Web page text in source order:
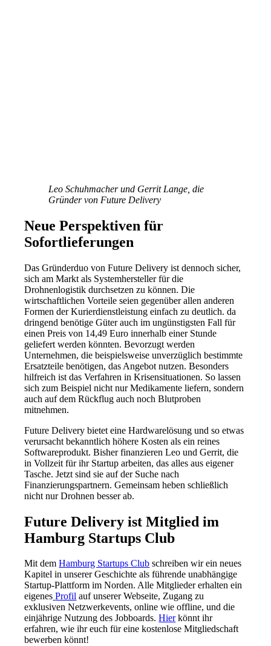
Leo Schuhmacher und Gerrit Lange, die
Gründer von Future Delivery
Neue Perspektiven für
Sofortlieferungen
Das Gründerduo von Future Delivery ist dennoch sicher,
sich am Markt als Systemhersteller für die
Drohnenlogistik durchsetzen zu können. Die
wirtschaftlichen Vorteile seien gegenüber allen anderen
Formen der Kurierdienstleistung einfach zu deutlich. da
dringend benötige Güter auch im ungünstigsten Fall für
einen Preis von 14,49 Euro innerhalb einer Stunde
geliefert werden könnten. Bevorzugt werden
Unternehmen, die beispielsweise unverzüglich bestimmte
Ersatzteile benötigen, das Angebot nutzen. Besonders
hilfreich ist das Verfahren in Krisensituationen. So lassen
sich zum Beispiel nicht nur Medikamente liefern, sondern
auch auf dem Rückflug auch noch Blutproben
mitnehmen.
Future Delivery bietet eine Hardwarelösung und so etwas
verursacht bekanntlich höhere Kosten als ein reines
Softwareprodukt. Bisher finanzieren Leo und Gerrit, die
in Vollzeit für ihr Startup arbeiten, das alles aus eigener
Tasche. Jetzt sind sie auf der Suche nach
Finanzierungspartnern. Gemeinsam heben schließlich
nicht nur Drohnen besser ab.
Future Delivery ist Mitglied im
Hamburg Startups Club
Mit demHamburg Startups Club schreiben wir ein neues
Kapitel in unserer Geschichte als führende unabhängige
Startup-Plattform im Norden. Alle Mitglieder erhalten ein
eigenes Profil auf unserer Webseite, Zugang zu
exklusiven Netzwerkevents, online wie offline, und die
einjährige Nutzung des Jobboards.Hierkönnt ihr
erfahren, wie ihr euch für eine kostenlose Mitgliedschaft
bewerben könnt!